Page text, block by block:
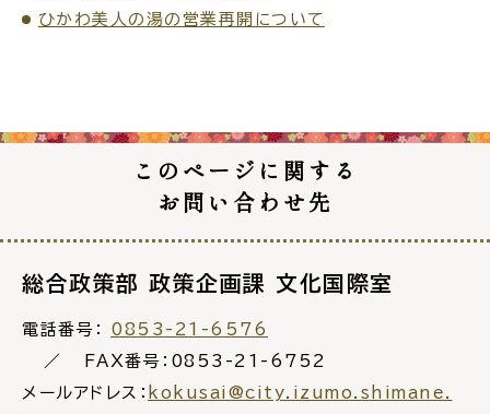
ひかわ美人の湯の営業再開について
このページに関する
お問い合わせ先
総合政策部 政策企画課 文化国際室
電話番号： 0853-21-6576
FAX番号：0853-21-6752
メールアドレス： kokusai@city.izumo.shimane.